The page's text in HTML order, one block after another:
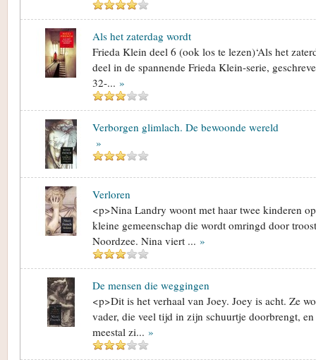
Als het zaterdag wordt
Frieda Klein deel 6 (ook los te lezen)‘Als het
deel in de spannende Frieda Klein-serie,
32-... »
Verborgen glimlach. De bewoonde wereld
»
Verloren
<p>Nina Landry woont met haar twee kinderen
kleine gemeenschap die wordt omringd door
Noordzee. Nina viert ... »
De mensen die weggingen
<p>Dit is het verhaal van Joey. Joey is acht. Ze
vader, die veel tijd in zijn schuurtje doorbrengt, en
meestal zi... »